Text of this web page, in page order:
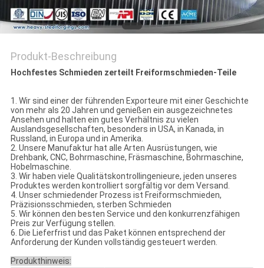
Produkt-Beschreibung
Hochfestes Schmieden zerteilt Freiformschmieden-Teile
1. Wir sind einer der führenden Exporteure mit einer Geschichte
von mehr als 20 Jahren und genießen ein ausgezeichnetes
Ansehen und halten ein gutes Verhältnis zu vielen
Auslandsgesellschaften, besonders in USA, in Kanada, in
Russland, in Europa und in Amerika.
2. Unsere Manufaktur hat alle Arten Ausrüstungen, wie
Drehbank, CNC, Bohrmaschine, Fräsmaschine, Bohrmaschine,
Hobelmaschine.
3. Wir haben viele Qualitätskontrollingenieure, jeden unseres
Produktes werden kontrolliert sorgfältig vor dem Versand.
4. Unser schmiedender Prozess ist Freiformschmieden,
Präzisionsschmieden, sterben Schmieden
5. Wir können den besten Service und den konkurrenzfähigen
Preis zur Verfügung stellen.
6. Die Lieferfrist und das Paket können entsprechend der
Anforderung der Kunden vollständig gesteuert werden.
Produkthinweis: